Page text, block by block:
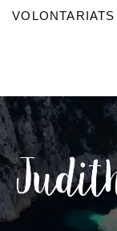
VOLONTARIATS